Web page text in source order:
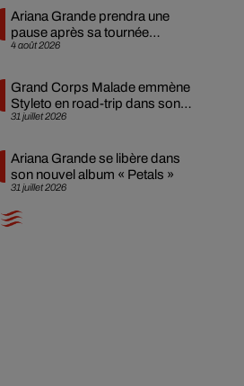
4 août 2026
Ariana Grande prendra une
pause après sa tournée
mondiale
31 juillet 2026
Grand Corps Malade emmène
Styleto en road-trip dans son
nouveau clip
31 juillet 2026
Ariana Grande se libère dans
son nouvel album « Petals »